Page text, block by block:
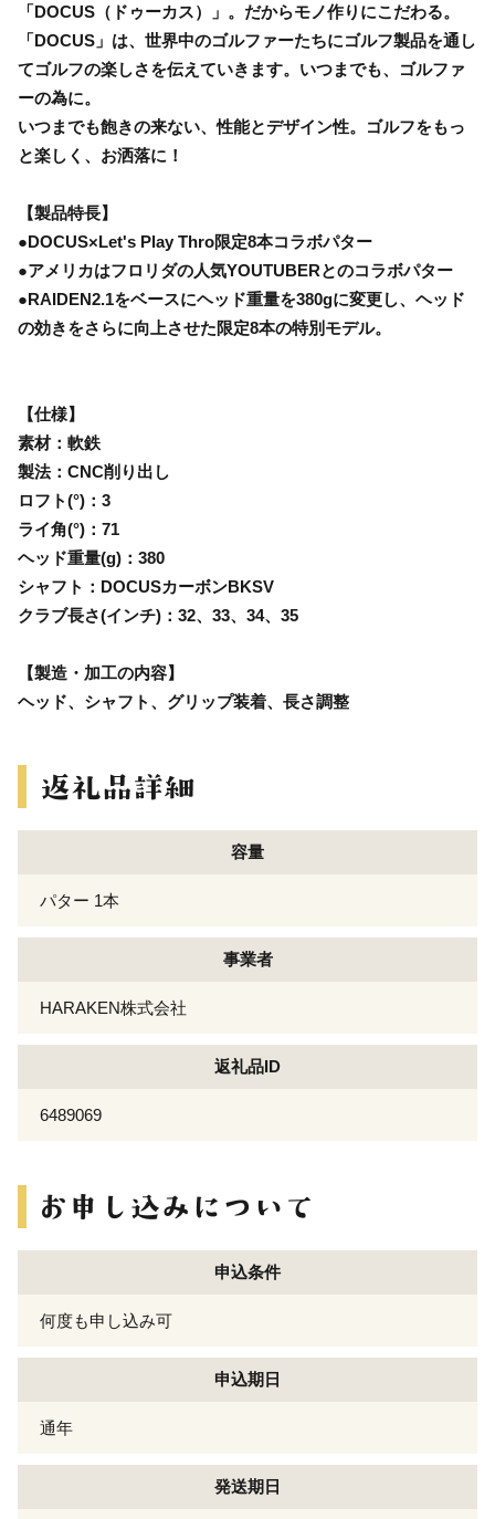
「DOCUS（ドゥーカス）」。だからモノ作りにこだわる。
「DOCUS」は、世界中のゴルファーたちにゴルフ製品を通し
てゴルフの楽しさを伝えていきます。いつまでも、ゴルファ
ーの為に。
いつまでも飽きの来ない、性能とデザイン性。ゴルフをもっ
と楽しく、お洒落に！
【製品特長】
●DOCUS×Let's Play Thro限定8本コラボパター
●アメリカはフロリダの人気YOUTUBERとのコラボパター
●RAIDEN2.1をベースにヘッド重量を380gに変更し、ヘッド
の効きをさらに向上させた限定8本の特別モデル。
【仕様】
素材：軟鉄
製法：CNC削り出し
ロフト(°)：3
ライ角(°)：71
ヘッド重量(g)：380
シャフト：DOCUSカーボンBKSV
クラブ長さ(インチ)：32、33、34、35
【製造・加工の内容】
ヘッド、シャフト、グリップ装着、長さ調整
容量
パター 1本
事業者
HARAKEN株式会社
返礼品ID
6489069
申込条件
何度も申し込み可
申込期日
通年
発送期日